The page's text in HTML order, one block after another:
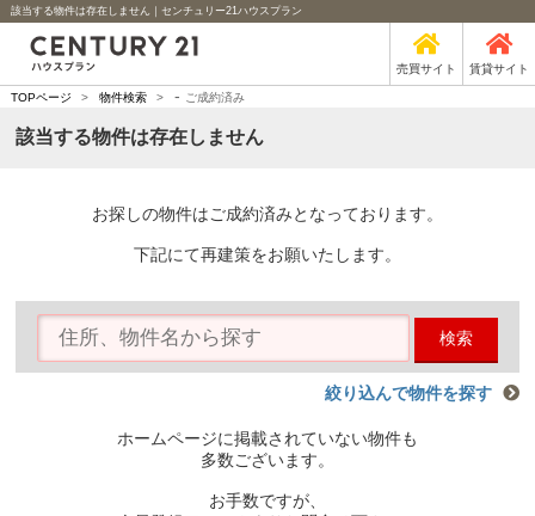
該当する物件は存在しません｜センチュリー21ハウスプラン
売買サイト 賃貸サイト
TOPページ > 物件検索 > - ご成約済み
該当する物件は存在しません
お探しの物件はご成約済みとなっております。
下記にて再建策をお願いたします。
検索
絞り込んで物件を探す
ホームページに掲載されていない物件も
多数ございます。
お手数ですが、